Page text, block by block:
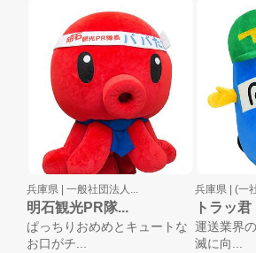
兵庫県 | 一般社団法人...
明石観光PR隊...
ぱっちりおめめとキュートな
お口がチ...
兵庫県 | (一
トラッ君
運送業界
滅に向...